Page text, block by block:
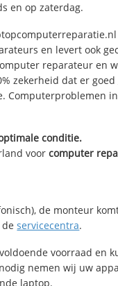
en op zaterdag.
en levert ook
reparateur en
zekerheid dat er
Computerproblemen
conditie.
voorcomputer
de monteur
deservicecentra.
voorraad en
nemen wij uw
laptop.